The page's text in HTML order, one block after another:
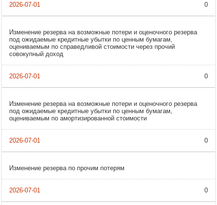
0
Изменение резерва на возможные потери и оценочного резерва
под ожидаемые кредитные убытки по ценным бумагам,
оцениваемым по справедливой стоимости через прочий
совокупный доход
0
Изменение резерва на возможные потери и оценочного резерва
под ожидаемые кредитные убытки по ценным бумагам,
оцениваемым по амортизированной стоимости
0
Изменение резерва по прочим потерям
0